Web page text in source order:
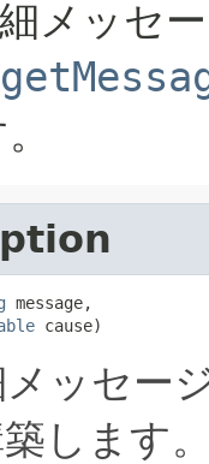
メッセ
message,
cause)
ッセー
します